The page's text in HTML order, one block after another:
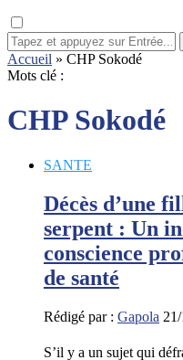
Accueil » CHP Sokodé
Mots clé :
CHP Sokodé
SANTE
Décès d’une
serpent : Un
conscience
de santé
Rédigé par : Gapola
S’il y a un sujet qui